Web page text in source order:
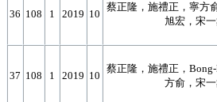
36 108 1 2019 10
蔡正隆，施禮正，寧方
旭宏，宋
37 108 1 2019 10
蔡正隆，施禮正，
方俞，宋